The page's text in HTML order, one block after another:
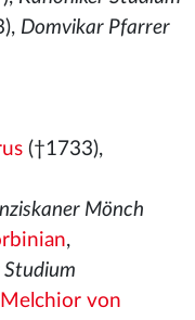
Domvikar Pfarrer
(†1733),
Mönch
,
von